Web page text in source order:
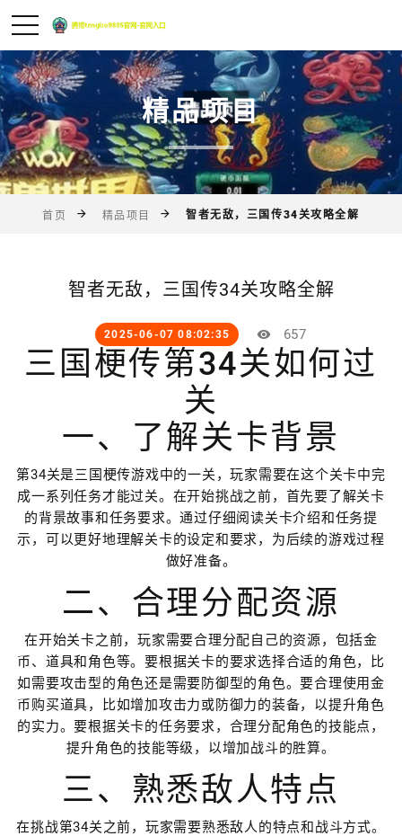
精品项目
首页 精品项目 智者无敌，三国传34关攻略全解
智者无敌，三国传34关攻略全解
2025-06-07 08:02:35 657
三国梗传第34关如何过
关
一、了解关卡背景
第34关是三国梗传游戏中的一关，玩家需要在这个关卡中完
成一系列任务才能过关。在开始挑战之前，首先要了解关卡
的背景故事和任务要求。通过仔细阅读关卡介绍和任务提
示，可以更好地理解关卡的设定和要求，为后续的游戏过程
做好准备。
二、合理分配资源
在开始关卡之前，玩家需要合理分配自己的资源，包括金
币、道具和角色等。要根据关卡的要求选择合适的角色，比
如需要攻击型的角色还是需要防御型的角色。要合理使用金
币购买道具，比如增加攻击力或防御力的装备，以提升角色
的实力。要根据关卡的任务要求，合理分配角色的技能点，
提升角色的技能等级，以增加战斗的胜算。
三、熟悉敌人特点
在挑战第34关之前，玩家需要熟悉敌人的特点和战斗方式。